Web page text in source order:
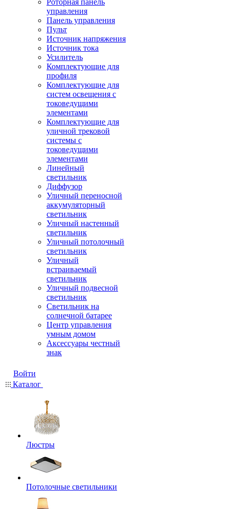
Роторная панель
управления
Панель управления
Пульт
Источник напряжения
Источник тока
Усилитель
Комплектующие для
профиля
Комплектующие для
систем освещения с
токоведущими
элементами
Комплектующие для
уличной трековой
системы с
токоведущими
элементами
Линейный
светильник
Диффузор
Уличный переносной
аккумуляторный
светильник
Уличный настенный
светильник
Уличный потолочный
светильник
Уличный
встраиваемый
светильник
Уличный подвесной
светильник
Светильник на
солнечной батарее
Центр управления
умным домом
Аксессуары честный
знак
Войти
Каталог
Люстры
Потолочные светильники